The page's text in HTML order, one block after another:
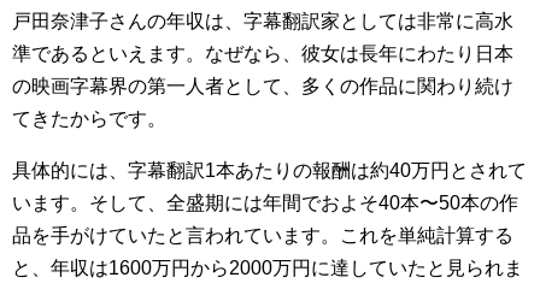
戸田奈津子さんの年収は、字幕翻訳家としては非常に高水
準であるといえます。なぜなら、彼女は長年にわたり日本
の映画字幕界の第一人者として、多くの作品に関わり続け
てきたからです。
具体的には、字幕翻訳1本あたりの報酬は約40万円とされて
います。そして、全盛期には年間でおよそ40本〜50本の作
品を手がけていたと言われています。これを単純計算する
と、年収は1600万円から2000万円に達していたと見られま